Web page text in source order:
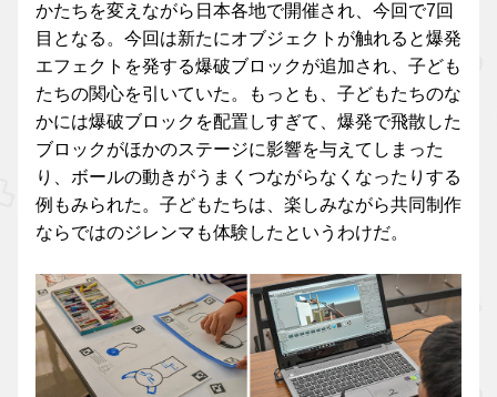
かたちを変えながら日本各地で開催され、今回で7回
目となる。今回は新たにオブジェクトが触れると爆発
エフェクトを発する爆破ブロックが追加され、子ども
たちの関心を引いていた。もっとも、子どもたちのな
かには爆破ブロックを配置しすぎて、爆発で飛散した
ブロックがほかのステージに影響を与えてしまった
り、ボールの動きがうまくつながらなくなったりする
例もみられた。子どもたちは、楽しみながら共同制作
ならではのジレンマも体験したというわけだ。